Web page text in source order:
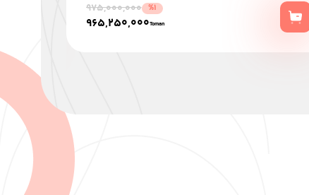
975,000,000 %1
965,250,000Toman